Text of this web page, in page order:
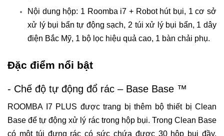
Nội dung hộp: 1 Roomba i7 + Robot hút bụi, 1 cơ sở
xử lý bụi bẩn tự động sạch, 2 túi xử lý bụi bẩn, 1 dây
điện Bắc Mỹ, 1 bộ lọc hiệu quả cao, 1 bàn chải phụ.
Đặc điểm nổi bật
- Chế độ tự động đổ rác – Base Base ™
ROOMBA I7 PLUS được trang bị thêm bộ thiết bị Clean
Base để tự động xử lý rác trong hộp bụi. Trong Clean Base
có một túi đựng rác có sức chứa được 30 hộp bụi đầy,